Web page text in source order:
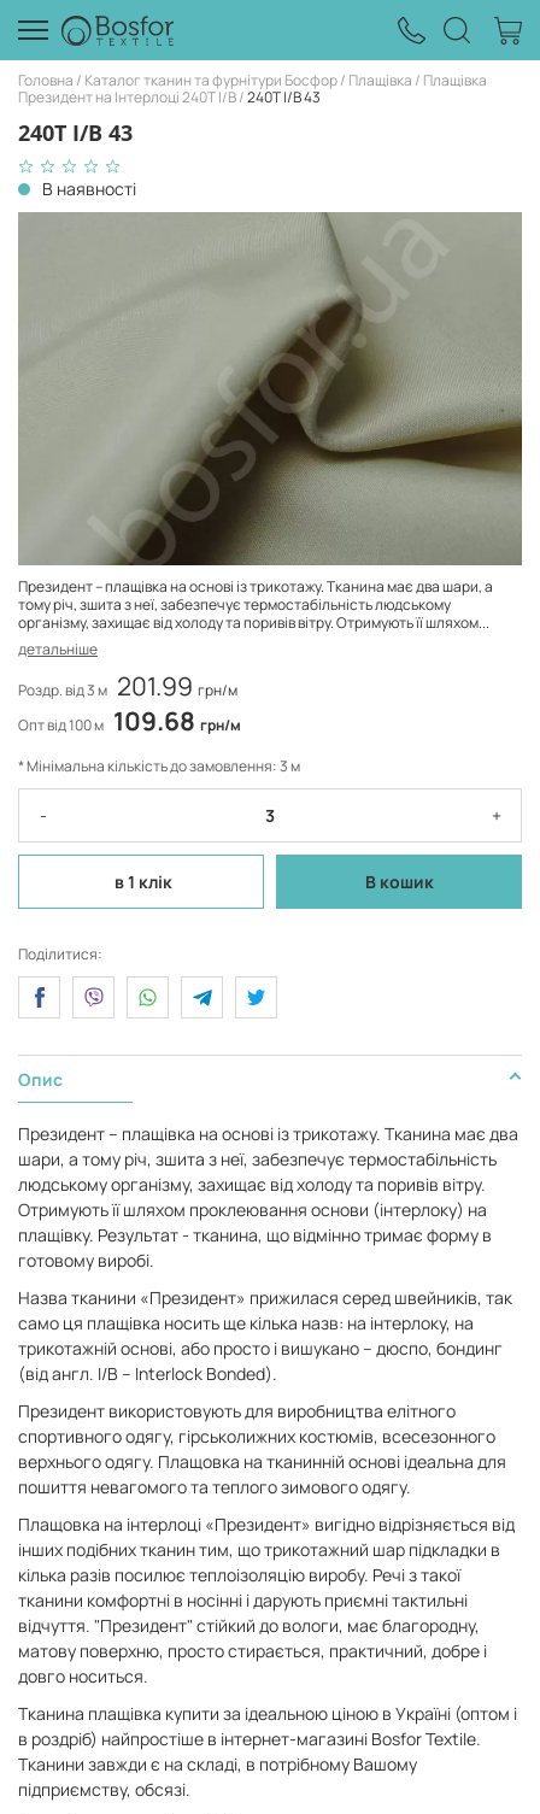
Головна Каталог тканин та фурнітури Босфор Плащівка
Плащівка
Президент на Інтерлоці 240Т I/B 240Т I/B 43
240Т I/B 43
В наявності
Президент – плащівка на основі із трикотажу. Тканина має два шари, а
тому річ, зшита з неї, забезпечує термостабільність людському
організму, захищає від холоду та поривів вітру. Отримують її шляхом...
детальніше
Роздр. від 3 м 201.99 грн/м
Опт від 100 м 109.68 грн/м
* Мінімальна кількість до замовлення: 3 м
- +
в 1 клік В кошик
Поділитися:
Опис
Президент – плащівка на основі із трикотажу. Тканина має два
шари, а тому річ, зшита з неї, забезпечує термостабільність
людському організму, захищає від холоду та поривів вітру.
Отримують її шляхом проклеювання основи (інтерлоку) на
плащівку. Результат - тканина, що відмінно тримає форму в
готовому виробі.
Назва тканини «Президент» прижилася серед швейників, так
само ця плащівка носить ще кілька назв: на інтерлоку, на
трикотажній основі, або просто і вишукано – дюспо, бондинг
(від англ. I/B – Interlock Bonded).
Президент використовують для виробництва елітного
спортивного одягу, гірськолижних костюмів, всесезонного
верхнього одягу. Плащовка на тканинній основі ідеальна для
пошиття невагомого та теплого зимового одягу.
Плащовка на інтерлоці «Президент» вигідно відрізняється від
інших подібних тканин тим, що трикотажний шар підкладки в
кілька разів посилює теплоізоляцію виробу. Речі з такої
тканини комфортні в носінні і дарують приємні тактильні
відчуття. "Президент" стійкий до вологи, має благородну,
матову поверхню, просто стирається, практичний, добре і
довго носиться.
Тканина плащівка купити за ідеальною ціною в Україні (оптом і
в роздріб) найпростіше в інтернет-магазині Bosfor Textile.
Тканини завжди є на складі, в потрібному Вашому
підприємству, обсязі.